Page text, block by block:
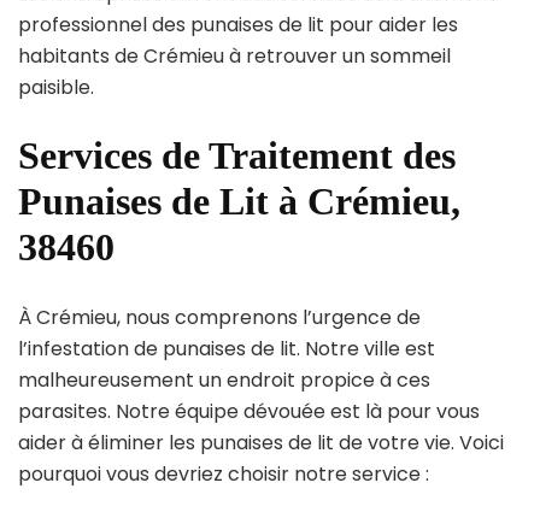
professionnel des punaises de lit pour aider les
habitants de Crémieu à retrouver un sommeil
paisible.
Services de Traitement des
Punaises de Lit à Crémieu,
38460
À Crémieu, nous comprenons l’urgence de
l’infestation de punaises de lit. Notre ville est
malheureusement un endroit propice à ces
parasites. Notre équipe dévouée est là pour vous
aider à éliminer les punaises de lit de votre vie. Voici
pourquoi vous devriez choisir notre service :